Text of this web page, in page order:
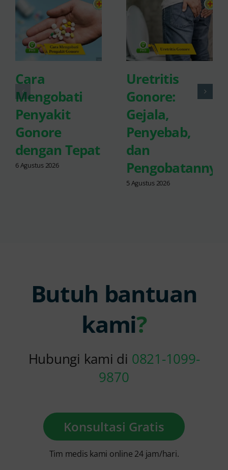
Cara
Mengobati
Penyakit
Gonore
dengan Tepat
6 Agustus 2026
Uretritis
Gonore:
Gejala,
Penyebab,
dan
Pengobatannya
5 Agustus 2026
Butuh bantuan
kami?
Hubungi kami di 0821-1099-
9870
Konsultasi Gratis
Tim medis kami online 24 jam/hari.